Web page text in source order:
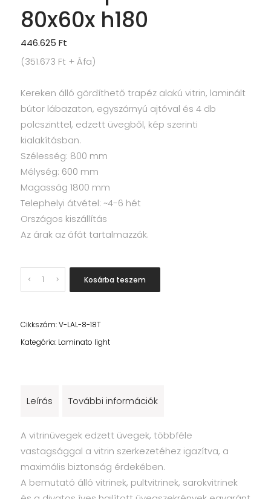
80x60x h180
446.625 Ft
(351.673 Ft + Áfa)
Kereken álló gördíthető trapéz alakú vitrin, laminált
bútor lábazaton, egyszárnyú ajtóval és 4 db
polcszinttel, edzett üvegből, kép szerinti
kialakításban.
Szélesség: 800 mm
Mélység: 600 mm
Magasság 1800 mm
Telephelyi átvétel: ~4-6 hét
Országos kiszállítás
Az árak az áfát tartalmazzák.
Quantity Kosárba teszem
Cikkszám:V-LAL-8-18T
Kategória: Laminato light
Leírás További információk
A vitrinüvegek edzett üvegek, többféle
vastagsággal a vitrin szerkezetéhez igazítva, a
maximális biztonság érdekében.
A bemutató álló vitrinek, pultvitrinek, sarokvitrinek